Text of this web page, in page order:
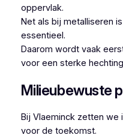
oppervlak.
Net als bij metalliseren
essentieel.
Daarom wordt vaak
voor een sterke
Milieubewuste
Bij Vlaeminck zetten
voor de toekomst.